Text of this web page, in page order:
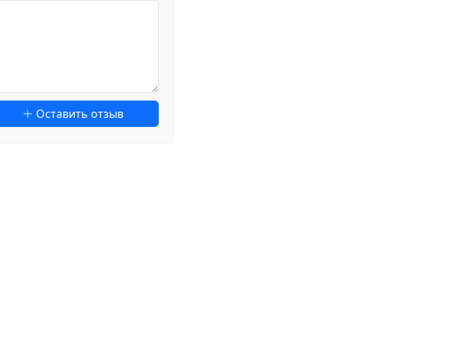
Оставить отзыв